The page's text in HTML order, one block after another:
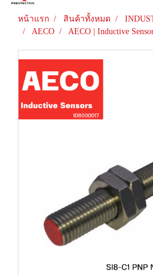
หน้าแรก สินค้าทั้งหมด
AECO
AECO | Inductive